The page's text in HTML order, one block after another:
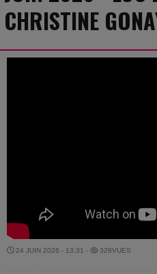
CHRISTINE
24 JUIN 2026 - 13:31 - 328VUES